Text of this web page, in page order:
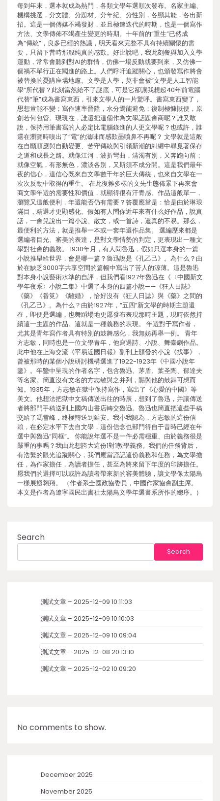
每到年末，選本就成為熱門，各類文學年選順次發布。名家主編、
機構挑選，分文體、分題材、分年紀、分性別，各顯其能，各出新
招。這是一個傳媒不竭發財，並且極速迭代的時期，也是一個寫作
方法、文學傳佈不竭產生變更的時期。十年前的“重生”已然成
為“傳統”，良多已經的熱議，明天看來完整不具有持續關懷的需
要，只留下昔時那般純真的感歎。好比說吧，我此刻餐與加入文學
運動，常常會聽到對AI的群情，仿佛一場反動就要到來，又仿佛一
個禍不單行正在闖進的路上。人們呼吁追蹤關心，也頒發寫作將會
被替換的憂講座場地慮。文學是人學，莫非會被“文學是人工智能
學”所代替？此刻當然給不了謎底，可是它卻讓我想起40年前電腦
代替“筆”成為書寫東西，引來文學人的一片驚呼。書寫東西變了，
思想豈能不變；寫作速率晉陞，水分焉能避免；復制極慷慨便，原
創若何包管。現現在，誰還把這個作為文學話題會商呢？誰又敢
說，保持用筆書寫的人必定比電腦錄進的人更文學呢？也或許，誰
還在瀏覽時嗅出了“電”的滋味而感歎墨噴鼻不再呢？ 文學就是這般
在自願順應與自動變更、苦守傳統與引領新潮的糾纏中尋覓著保存
之道和成長之路。就像江河，波折彎曲，清濁有別，又奔跑向前；
就像空氣，有形無色，濃淡各別，又斯須不成分開。這是我們最年
夜的信心，這信心既來自文學數千年的巨大傳統，也來自文學在一
次次反動中取得的重生。 在此復雜多樣的文先生態佈景下再來會
商文學年選的需要性和價值，就顯得很有汗青感。作品這般單一，
瀏覽又這般便利，年選能否仍有需要？答覆應當是：恰是由於琳琅
滿目，精選才更顯感化。假如有人問你近年來有什么好作品，說真
話，一會兒說出一篇小說、散文，或一首詩，還真的不易。那么，
最便利的方法，就是推舉一本或一套年選作品集。 選編歷來都是
選編者目光、審美的表達，是對文學情勢的判定，更表現出一種文
學對社會的義務。 1930年月，有人問魯迅，假如只選本身的一篇
小說推舉給世界，會是哪一篇？魯迅說是《孔乙己》。為什么？由
於在缺乏3000字共享空間的篇幅中寫出了苦人的涼薄。這是魯迅
對本身小說藝術水準的自評，但我們看1927年魯迅在《〈中國新文
學年夜系〉小說二集》中選了本身的四篇小說——《狂人日誌》
《藥》《番筧》《離婚》，恰好沒有《狂人日誌》與《藥》之間的
《孔乙己》。為什么？由於1927年，“五四”新文學的時期主題還
在，即便是選編，也舞蹈場地更愿發布表現那時主題，現時依然持
續這一主題的作品。這就是一種義務的表現。 年選對于寫作者，
尤其是青年寫作者具有特別的鼓舞感化，我無妨再舉一例。 青年
方志敏，同時也是一位文學青年，他寫過詩、小說、舞臺劇作品。
此中他在上海交流《平易近國日報》副刊上頒發的小說《找事》，
曾被那時的某個小說研討機構選進了1922-1923年《中國小說年
鑒》。年鑒中呈現的作者名字，包含魯迅、茅盾、葉圣陶、郁達夫
等名家。簡直沒有文名的方志敏與之并列，賜與他的鼓舞可想而
知。1935年，方志敏在獄中保持寫作，寫出了《心愛的中國》等
美文。他想法把獄中文稿傳送出往的時辰，想到了魯迅，并讓傳送
者將部門手稿送到上國內山書店轉交魯迅。魯迅也簡直把這些手稿
交給了馮雪峰，終極轉送到延安。我小我認為，方志敏的這份信
賴，在必定水平下去自文學，這份信念也部門得自于昔時已經在年
選中與魯迅“同框”。 你能說年選不是一件必需穩重、由於義務很是
嚴重的事嗎？我由此想誇大這份1對1教學義務。我們的任務背后，
有浩繁的眼光追蹤關心，我們應當謹記這份義務和任務，為文學擔
任，為作家擔任，為讀者擔任，甚至為將來留下年度的印跡擔任。
愿我們的選擇可以或許為讀者帶來新的審美體驗，讓文學像太陽鳥
一樣展翅翱翔。 （作者系全國政協委員，中國作家協會副主席。
本文是作者為遼寧國民出書社太陽鳥文學年選書系所作的總序。）
Search
Search
測試文章 – 2025-12-09 10:11:03
測試文章 – 2025-12-09 10:10:03
測試文章 – 2025-12-09 10:09:04
測試文章 – 2025-12-08 20:13:10
測試文章 – 2025-12-02 10:09:20
No comments to show.
December 2025
November 2025